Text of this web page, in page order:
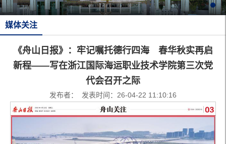
媒体关注
《舟山日报》：牢记嘱托德行四海 春华秋实再启
新程——写在浙江国际海运职业技术学院第三次党
代会召开之际
发布者： 发表时间：26-04-22 11:10:16